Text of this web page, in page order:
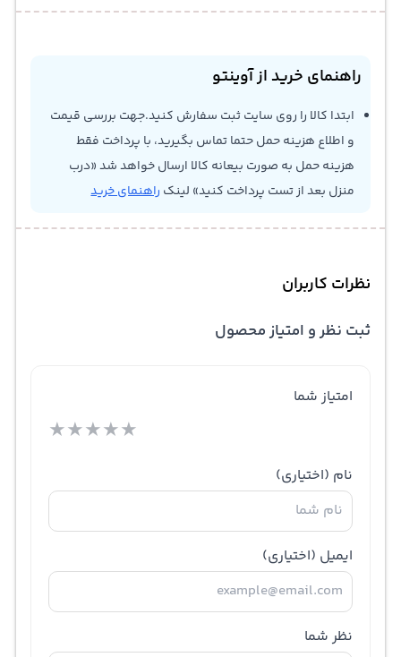
راهنمای خرید از آوینتو
ابتدا کالا را روی سایت ثبت سفارش کنید.جهت بررسی قیمت
و اطلاع هزینه حمل حتما تماس بگیرید، با پرداخت فقط
هزینه حمل به صورت بیعانه کالا ارسال خواهد شد «درب
منزل بعد از تست پرداخت کنید» لینک راهنمای خرید
نظرات کاربران
ثبت نظر و امتیاز محصول
امتیاز شما
★★★★★
نام (اختیاری)
ایمیل (اختیاری)
نظر شما